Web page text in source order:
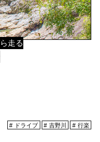
走る
ドライブ 吉野川 行楽